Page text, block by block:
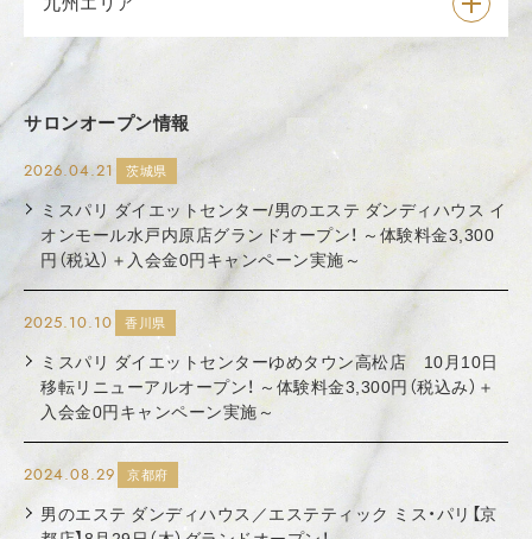
サロンオープン情報
2026.04.21 茨城県
ミスパリ ダイエットセンター/男のエステ ダンディハウス イ
オンモール水戸内原店グランドオープン！ ～体験料金3,300
円（税込）＋入会金0円キャンペーン実施～
2025.10.10 香川県
ミスパリ ダイエットセンターゆめタウン高松店 10月10日
移転リニューアルオープン！ ～体験料金3,300円（税込み）＋
入会金0円キャンペーン実施～
2024.08.29 京都府
男のエステ ダンディハウス／エステティック ミス・パリ【京